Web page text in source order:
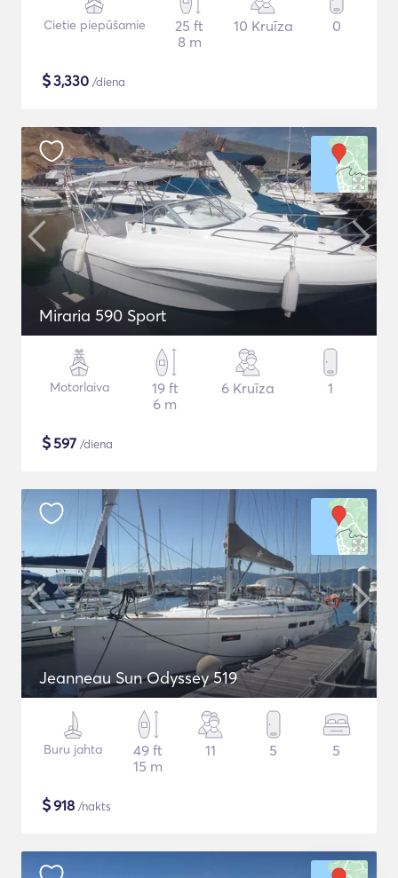
Cietie piepūšamie
25 ft
8 m
10 Kruīza 0
$3,330 /diena
Miraria 590 Sport
Motorlaiva
19 ft
6 m
6 Kruīza 1
$597 /diena
Jeanneau Sun Odyssey 519
Buru jahta
49 ft
15 m
11 5 5
$918 /nakts